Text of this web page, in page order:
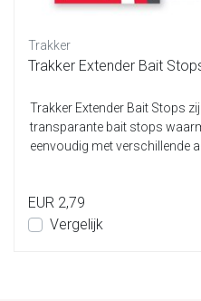
Trakker
Trakker Extender Bait
Trakker Extender Bait Stops
transparante bait stops
eenvoudig met verschillende
EUR 2,79
Vergelijk